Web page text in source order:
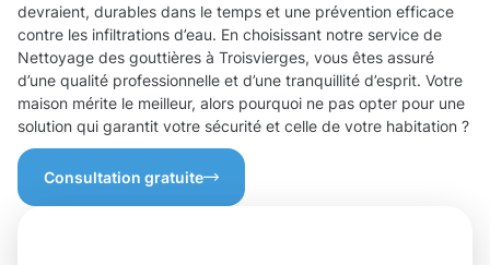
devraient, durables dans le temps et une prévention efficace
contre les infiltrations d’eau. En choisissant notre service de
Nettoyage des gouttières à Troisvierges, vous êtes assuré
d’une qualité professionnelle et d’une tranquillité d’esprit. Votre
maison mérite le meilleur, alors pourquoi ne pas opter pour une
solution qui garantit votre sécurité et celle de votre habitation ?
Consultation gratuite